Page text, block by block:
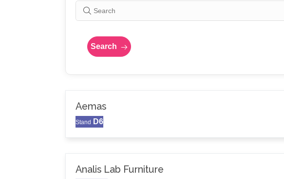
Search
Aemas
Stand D6
Analis Lab Furniture